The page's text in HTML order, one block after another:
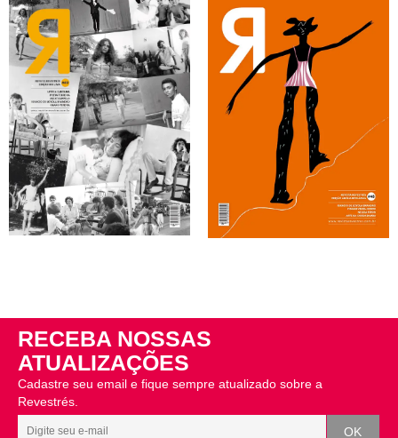
RECEBA NOSSAS
ATUALIZAÇÕES
Cadastre seu email e fique sempre atualizado sobre a
Revestrés.